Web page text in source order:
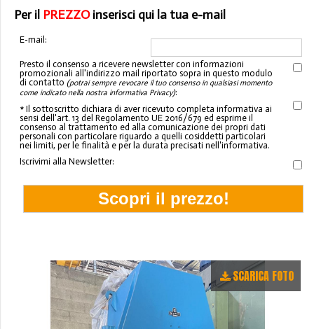
Per il PREZZOinserisci qui la tua e-mail
E-mail:
Presto il consenso a ricevere newsletter con informazioni
promozionali all'indirizzo mail riportato sopra in questo modulo
di contatto (potrai sempre revocare il tuo consenso in qualsiasi momento
come indicato nella nostra informativa Privacy):
* Il sottoscritto dichiara di aver ricevuto completa informativa ai
sensi dell'art. 13 del Regolamento UE 2016/679 ed esprime il
consenso al trattamento ed alla comunicazione dei propri dati
personali con particolare riguardo a quelli cosiddetti particolari
nei limiti, per le finalità e per la durata precisati nell'informativa.
Iscrivimi alla Newsletter:
SCARICA FOTO